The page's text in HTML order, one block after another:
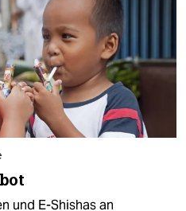
und E-Shishas an